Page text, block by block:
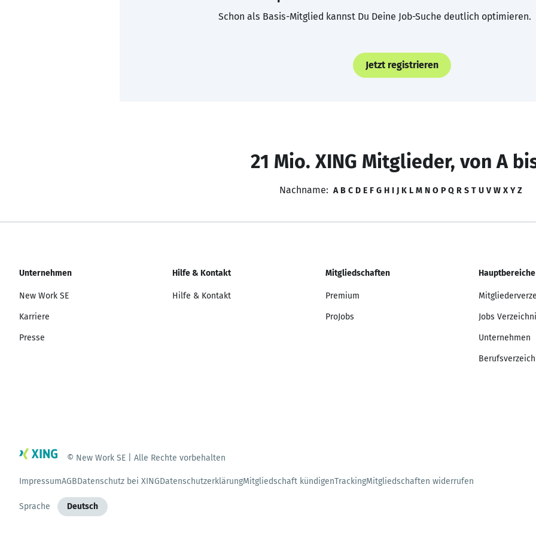
Schon als Basis-Mitglied kannst Du Deine Job-Suche deutlich optimieren.
Jetzt registrieren
21 Mio. XING Mitglieder, von A
Nachname: A B C D E F G H I J K L M N O P Q R S T U V W X Y Z
Unternehmen
New Work SE
Karriere
Presse
Hilfe & Kontakt
Hilfe & Kontakt
Mitgliedschaften
Premium
ProJobs
Hauptbereiche
Jobs
Unternehmen
© New Work SE | Alle Rechte vorbehalten
ImpressumAGBDatenschutz bei XINGDatenschutzerklärungMitgliedschaft kündigenTrackingMitgliedschaften widerrufen
Sprache Deutsch